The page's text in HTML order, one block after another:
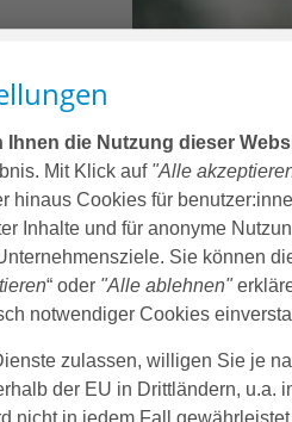
Zurücksetzen
Ihnen die Nutzung dieser
Mit Klick auf "Alle
hinaus Cookies für
Inhalte und für anonyme
Sie können
“ oder "Alle ablehnen"
notwendiger Cookies
zulassen, willigen Sie je
der EU in Drittländern,
nicht in jedem Fall